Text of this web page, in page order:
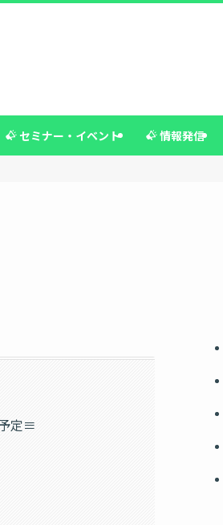
セミナー・イベント 情報発信
定≡